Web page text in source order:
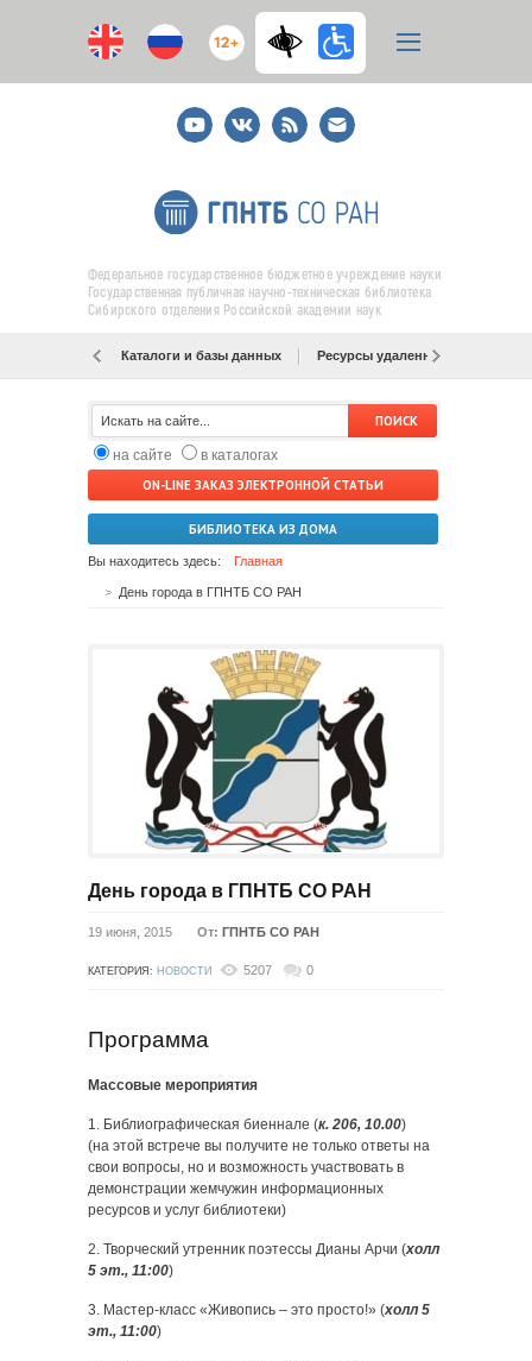
12+
YoutubeВКонтакте
RSS
E-
mail
подписка
Федеральное государственное бюджетное учреждение науки
Государственная публичная научно-техническая библиотека
Сибирского отделения Российской академии наук
Каталоги и базы данных Ресурсы удаленного доступа
на сайте
в каталогах
ON-LINE ЗАКАЗ ЭЛЕКТРОННОЙ СТАТЬИ
БИБЛИОТЕКА ИЗ ДОМА
Вы находитесь здесь: Главная
День города в ГПНТБ СО РАН
День города в ГПНТБ СО РАН
19 июня, 2015 От: ГПНТБ СО РАН
КАТЕГОРИЯ: НОВОСТИ 5207 0
Программа
Массовые мероприятия
1. Библиографическая биеннале (к. 206, 10.00)
(на этой встрече вы получите не только ответы на
свои вопросы, но и возможность участвовать в
демонстрации жемчужин информационных
ресурсов и услуг библиотеки)
2. Творческий утренник поэтессы Дианы Арчи (холл
5 эт., 11:00)
3. Мастер-класс «Живопись – это просто!» (холл 5
эт., 11:00)